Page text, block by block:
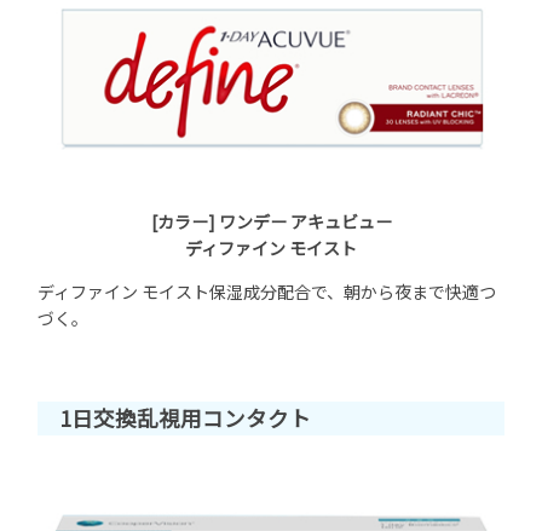
[カラー] ワンデー アキュビュー
ディファイン モイスト
ディファイン モイスト保湿成分配合で、朝から夜まで快適つ
づく。
1日交換乱視用コンタクト